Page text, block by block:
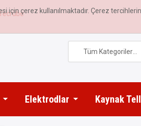
Elektrodlar Kaynak
için çerez kullanılmaktadır. Çerez